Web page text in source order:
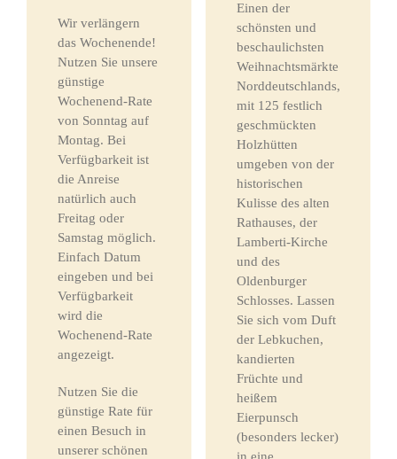
Wir verlängern
das Wochenende!
Nutzen Sie unsere
günstige
Wochenend-Rate
von Sonntag auf
Montag. Bei
Verfügbarkeit ist
die Anreise
natürlich auch
Freitag oder
Samstag möglich.
Einfach Datum
eingeben und bei
Verfügbarkeit
wird die
Wochenend-Rate
angezeigt.
Nutzen Sie die
günstige Rate für
einen Besuch in
unserer schönen
Einen der
schönsten und
beschaulichsten
Weihnachtsmärkte
Norddeutschlands,
mit 125 festlich
geschmückten
Holzhütten
umgeben von der
historischen
Kulisse des alten
Rathauses, der
Lamberti-Kirche
und des
Oldenburger
Schlosses. Lassen
Sie sich vom Duft
der Lebkuchen,
kandierten
Früchte und
heißem
Eierpunsch
(besonders lecker)